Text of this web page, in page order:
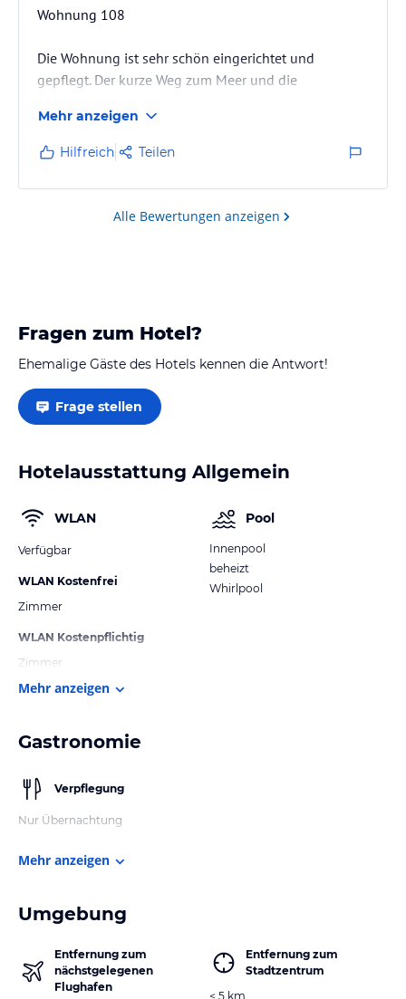
Wohnung 108
Die Wohnung ist sehr schön eingerichtet und
gepflegt. Der kurze Weg zum Meer und die
Das man keinerlei Handyempfang hat, ist nicht so
Die Matratzen sind nicht gut, sie sind einfach zu
Mehr anzeigen
Hilfreich Teilen
Alle Bewertungen anzeigen
Fragen zum Hotel?
Ehemalige Gäste des Hotels kennen die Antwort!
Frage stellen
Hotelausstattung Allgemein
WLAN
Verfügbar
WLAN Kostenfrei
Zimmer
WLAN Kostenpflichtig
Zimmer
Pool
Innenpool
beheizt
Whirlpool
Mehr anzeigen
Gastronomie
Verpflegung
Nur Übernachtung
Mehr anzeigen
Umgebung
Entfernung zum
nächstgelegenen
Flughafen
Entfernung zum
Stadtzentrum
< 5 km